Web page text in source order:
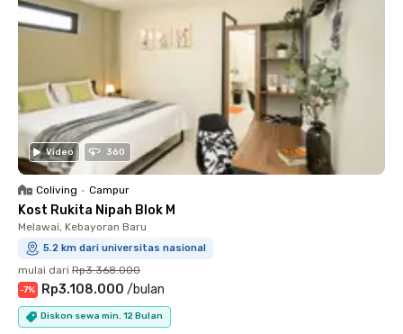
Video 360
Coliving • Campur
Kost Rukita Nipah Blok M
Melawai, Kebayoran Baru
5.2 km dari universitas nasional
mulai dari Rp3.368.000
-7% Rp3.108.000 /bulan
Diskon sewa min. 12 Bulan